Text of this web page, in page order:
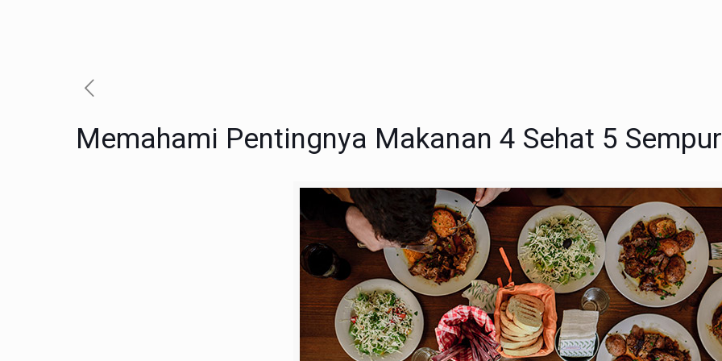
Memahami Pentingnya Makanan 4 Sehat 5